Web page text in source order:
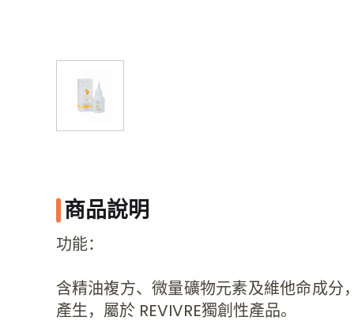
商品說明
功能：
含精油複方、微量礦物元素及維他命成分
產生，屬於 REVIVRE獨創性產品。